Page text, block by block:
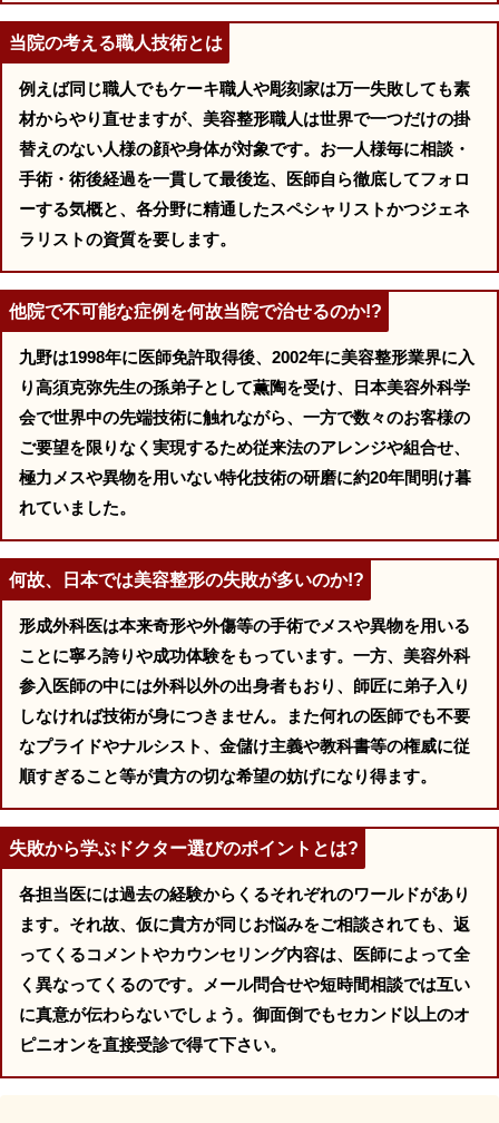
当院の考える職人技術とは
例えば同じ職人でもケーキ職人や彫刻家は万一失敗しても素
材からやり直せますが、美容整形職人は世界で一つだけの掛
替えのない人様の顔や身体が対象です。お一人様毎に相談・
手術・術後経過を一貫して最後迄、医師自ら徹底してフォロ
ーする気概と、各分野に精通したスペシャリストかつジェネ
ラリストの資質を要します。
他院で不可能な症例を何故当院で治せるのか!?
九野は1998年に医師免許取得後、2002年に美容整形業界に入
り高須克弥先生の孫弟子として薫陶を受け、日本美容外科学
会で世界中の先端技術に触れながら、一方で数々のお客様の
ご要望を限りなく実現するため従来法のアレンジや組合せ、
極力メスや異物を用いない特化技術の研磨に約20年間明け暮
れていました。
何故、日本では美容整形の失敗が多いのか!?
形成外科医は本来奇形や外傷等の手術でメスや異物を用いる
ことに寧ろ誇りや成功体験をもっています。一方、美容外科
参入医師の中には外科以外の出身者もおり、師匠に弟子入り
しなければ技術が身につきません。また何れの医師でも不要
なプライドやナルシスト、金儲け主義や教科書等の権威に従
順すぎること等が貴方の切な希望の妨げになり得ます。
失敗から学ぶドクター選びのポイントとは?
各担当医には過去の経験からくるそれぞれのワールドがあり
ます。それ故、仮に貴方が同じお悩みをご相談されても、返
ってくるコメントやカウンセリング内容は、医師によって全
く異なってくるのです。メール問合せや短時間相談では互い
に真意が伝わらないでしょう。御面倒でもセカンド以上のオ
ピニオンを直接受診で得て下さい。